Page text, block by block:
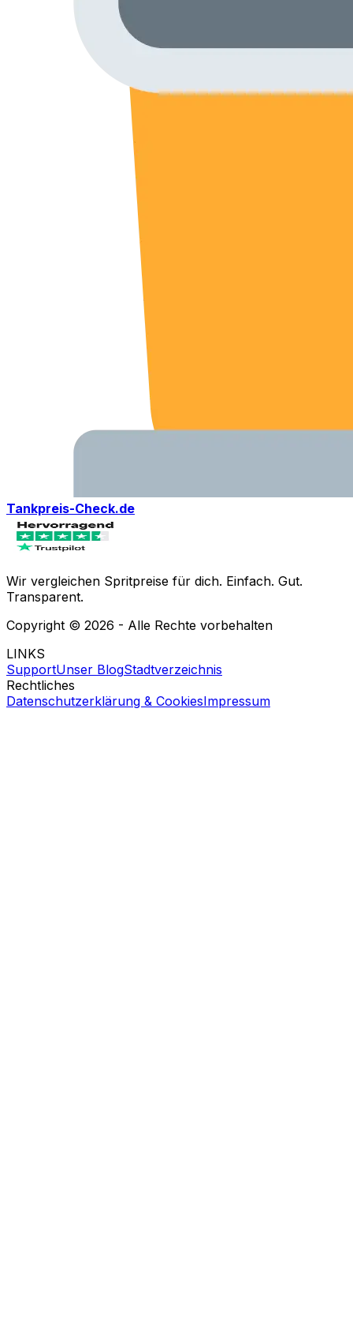
Tankpreis-Check.de
Wir vergleichen Spritpreise für dich. Einfach. Gut.
Transparent.
Copyright © 2026 - Alle Rechte vorbehalten
LINKS
SupportUnser BlogStadtverzeichnis
Rechtliches
Datenschutzerklärung & CookiesImpressum